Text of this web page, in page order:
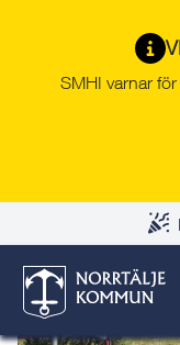
SMHI varnar